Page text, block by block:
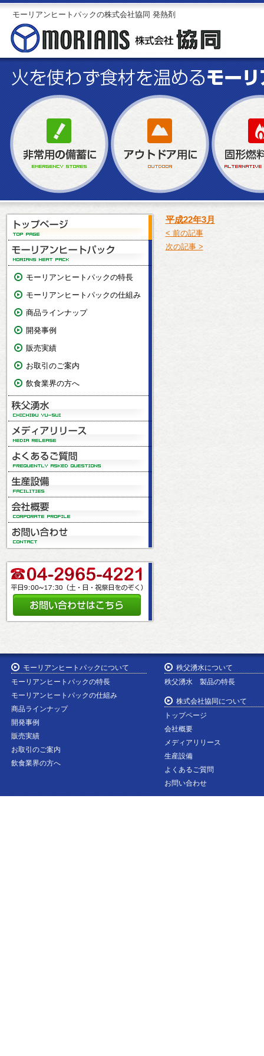
モーリアンヒートパックの株式会社協同 発熱剤
モーリアンヒートパックの特長
モーリアンヒートパックの仕組み
商品ラインナップ
開発事例
販売実績
お取引のご案内
飲食業界の方へ
平成22年3月
< 前の記事
次の記事 >
モーリアンヒートパックについて
モーリアンヒートパックの特長
モーリアンヒートパックの仕組み
商品ラインナップ
開発事例
販売実績
お取引のご案内
飲食業界の方へ
秩父湧水について
秩父湧水 製品の特長
株式会社協同について
トップページ
会社概要
メディアリリース
生産設備
よくあるご質問
お問い合わせ